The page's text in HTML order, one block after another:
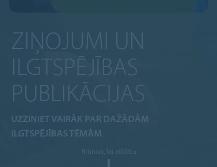
ZIŅOJUMI UN
ILGTSPĒJĪBAS
PUBLIKĀCIJAS
UZZINIET VAIRĀK PAR DAŽĀDĀM
ILGTSPĒJĪBAS TĒMĀM
Ritiniet, lai atklātu